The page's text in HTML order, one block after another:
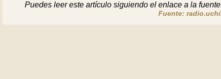
Puedes leer este artículo siguiendo el enlace a la
Fuente: